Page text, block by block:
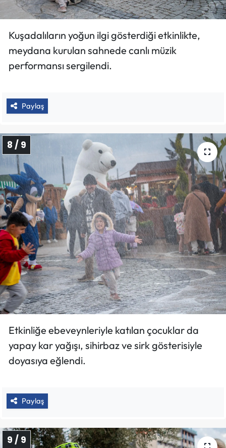
Kuşadalıların yoğun ilgi gösterdiği etkinlikte,
meydana kurulan sahnede canlı müzik
performansı sergilendi.
Paylaş
8 / 9
Etkinliğe ebeveynleriyle katılan çocuklar da
yapay kar yağışı, sihirbaz ve sirk gösterisiyle
doyasıya eğlendi.
Paylaş
9 / 9